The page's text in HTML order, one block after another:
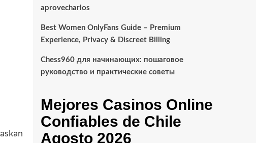
aprovecharlos​
Best Women OnlyFans Guide – Premium
Experience, Privacy & Discreet Billing
Chess960 для начинающих: пошаговое
руководство и практические советы
Mejores Casinos Online
Confiables de Chile
Agosto 2026